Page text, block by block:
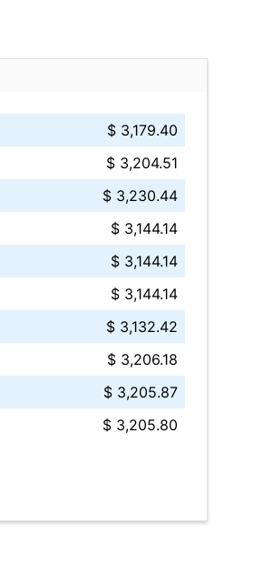
$ 3,179.40
$ 3,204.51
$ 3,230.44
$ 3,144.14
$ 3,144.14
$ 3,144.14
$ 3,132.42
$ 3,206.18
$ 3,205.87
$ 3,205.80